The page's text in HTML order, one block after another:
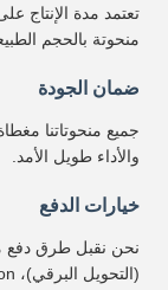
تعتمد مدة الإنتاج
منحوتة بالحجم الطبيعي 20-30 يومًا
ضمان الجودة
والأداء طويل الأمد.
خيارات الدفع
(التحويل البرقي)، Western Union، و PayPal لراحتك.